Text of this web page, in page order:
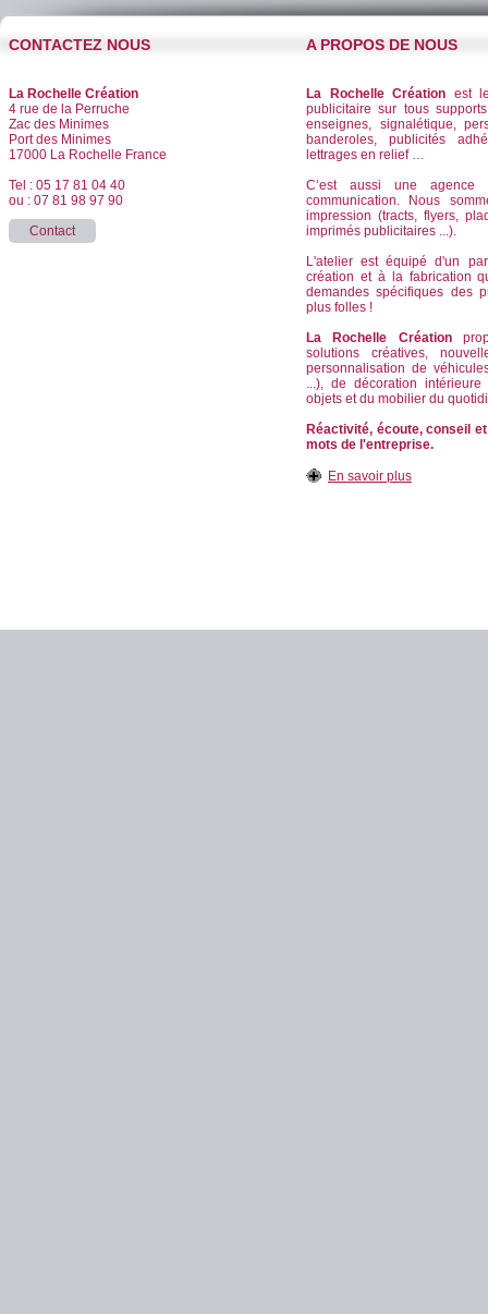
CONTACTEZ NOUS
La Rochelle Création
4 rue de la Perruche
Zac des Minimes
Port des Minimes
17000 La Rochelle France
Tel : 05 17 81 04 40
ou : 07 81 98 97 90
Contact
A PROPOS DE NOUS
La Rochelle Création est
publicitaire sur tous
enseignes, signalétique,
banderoles, publicités
lettrages en relief …
C’est aussi une
communication. Nous
impression (tracts, flyers,
imprimés publicitaires ...).
L'atelier est équipé d'un
création et à la fabrication
demandes spécifiques des
plus folles !
La Rochelle Création
solutions créatives,
personnalisation de
...), de décoration
objets et du mobilier du
Réactivité, écoute, conseil
mots de l'entreprise.
En savoir plus